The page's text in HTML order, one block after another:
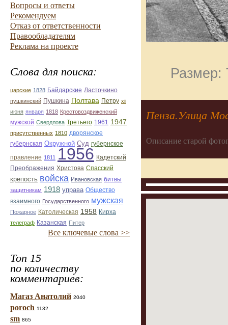
Вопросы и ответы
Рекомендуем
Отказ от ответственности
Правообладателям
Реклама на проекте
Слова для поиска:
царские 1828 Байдарские Ласточкино
пушкинский Пушкина Полтава Петру xii
июня января 1818 Крестовоздвиженский
мужской Свердлова Третьего 1961 1947
присутственных 1810 дворянское
губернская Окружной Суд губернское
правление 1811 1956 Кадетский
Преображения Христова Спасский
крепость войска Ивановская битвы
защитникам 1918 управа Общество
взаимного Государственного мужская
Пожарное Католическая 1958 Кирха
телеграф Казанская Питер
Все ключевые слова >>
Топ 15
по количеству
комментариев:
Магаз Анатолий 2040
poroch 1132
sm 865
Размер:
Пенза.Улица
Описание старой